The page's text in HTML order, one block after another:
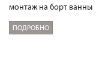
монтаж на борт ванны
ПОДРОБНО